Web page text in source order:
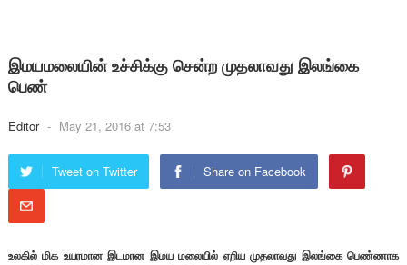
இமயமலையின் உச்சிக்கு சென்ற முதலாவது இலங்கை
பெண்
Editor - May 21, 2016 at 7:53
Tweet on Twitter Share on Facebook
உலகில் மிக உயரமான இடமான இமய மலையில் ஏறிய முதலாவது இலங்கை பெண்ணாக